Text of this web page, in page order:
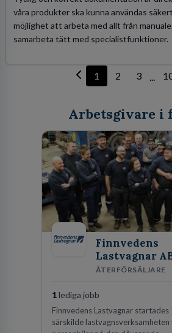
våra produkter ska kunna användas
möjlighet att arbeta med allt från
samarbeta tätt med specialistfunktioner.
1 2 3 ...
Arbetsgivare i
Finnvedens
Lastvagnar
ÅTERFÖRSÄLJARE
1lediga jobb
Finnvedens Lastvagnar startades
särskilde lastvagnsverksamheten